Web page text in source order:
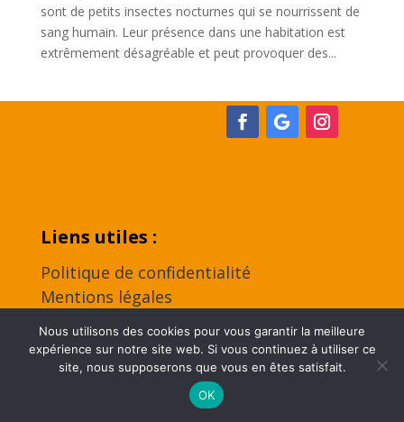
sont de petits insectes nocturnes qui se nourrissent de
sang humain. Leur présence dans une habitation est
extrêmement désagréable et peut provoquer des...
Liens utiles :
Politique de confidentialité
Mentions légales
Contact
2024 | Tous droits réservés | Réalisation by
Nous utilisons des cookies pour vous garantir la meilleure
expérience sur notre site web. Si vous continuez à utiliser ce
site, nous supposerons que vous en êtes satisfait.
OK